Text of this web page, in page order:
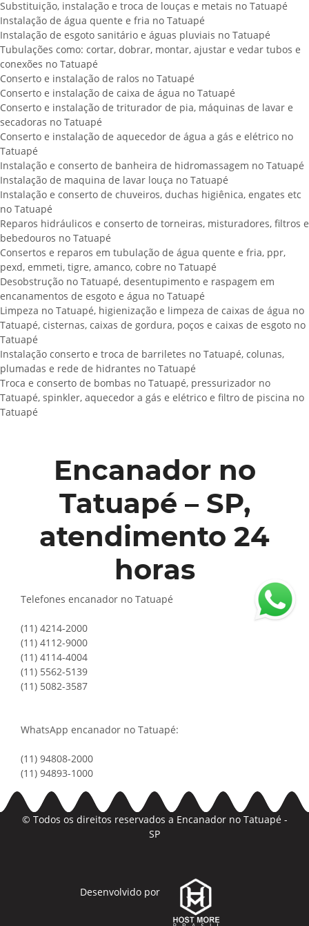
Substituição, instalação e troca de louças e metais no Tatuapé
Instalação de água quente e fria no Tatuapé
Instalação de esgoto sanitário e águas pluviais no Tatuapé
Tubulações como: cortar, dobrar, montar, ajustar e vedar tubos e
conexões no Tatuapé
Conserto e instalação de ralos no Tatuapé
Conserto e instalação de caixa de água no Tatuapé
Conserto e instalação de triturador de pia, máquinas de lavar e
secadoras no Tatuapé
Conserto e instalação de aquecedor de água a gás e elétrico no
Tatuapé
Instalação e conserto de banheira de hidromassagem no Tatuapé
Instalação de maquina de lavar louça no Tatuapé
Instalação e conserto de chuveiros, duchas higiênica, engates etc
no Tatuapé
Reparos hidráulicos e conserto de torneiras, misturadores, filtros e
bebedouros no Tatuapé
Consertos e reparos em tubulação de água quente e fria, ppr,
pexd, emmeti, tigre, amanco, cobre no Tatuapé
Desobstrução no Tatuapé, desentupimento e raspagem em
encanamentos de esgoto e água no Tatuapé
Limpeza no Tatuapé, higienização e limpeza de caixas de água no
Tatuapé, cisternas, caixas de gordura, poços e caixas de esgoto no
Tatuapé
Instalação conserto e troca de barriletes no Tatuapé, colunas,
plumadas e rede de hidrantes no Tatuapé
Troca e conserto de bombas no Tatuapé, pressurizador no
Tatuapé, spinkler, aquecedor a gás e elétrico e filtro de piscina no
Tatuapé
Encanador no
Tatuapé – SP,
atendimento 24
horas
Telefones encanador no Tatuapé
(11) 4214-2000
(11) 4112-9000
(11) 4114-4004
(11) 5562-5139
(11) 5082-3587
WhatsApp encanador no Tatuapé:
(11) 94808-2000
(11) 94893-1000
© Todos os direitos reservados a Encanador no Tatuapé -
SP
Desenvolvido por